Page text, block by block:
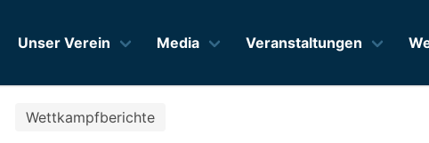
Unser Verein Media Veranstaltungen
Wettkampfberichte